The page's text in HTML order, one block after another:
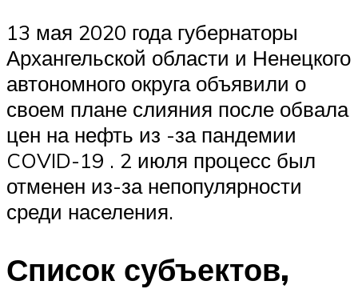
13 мая 2020 года губернаторы
Архангельской области и Ненецкого
автономного округа объявили о
своем плане слияния после обвала
цен на нефть из -за пандемии
COVID-19 . 2 июля процесс был
отменен из-за непопулярности
среди населения.
Список субъектов,